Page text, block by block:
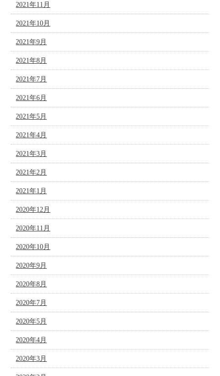
2021年11月
2021年10月
2021年9月
2021年8月
2021年7月
2021年6月
2021年5月
2021年4月
2021年3月
2021年2月
2021年1月
2020年12月
2020年11月
2020年10月
2020年9月
2020年8月
2020年7月
2020年5月
2020年4月
2020年3月